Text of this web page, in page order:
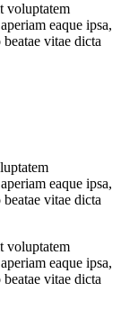
voluptatem
eaque ipsa,
vitae dicta
eaque ipsa,
vitae dicta
voluptatem
eaque ipsa,
vitae dicta